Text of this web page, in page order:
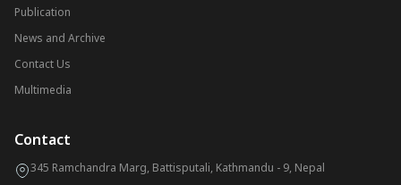
Publication
News and Archive
Contact Us
Multimedia
Contact
345 Ramchandra Marg, Battisputali, Kathmandu - 9, Nepal